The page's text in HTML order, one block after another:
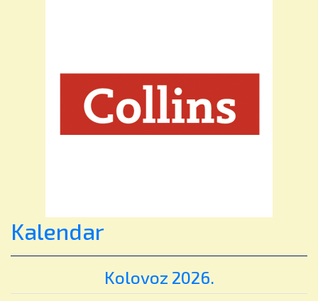
💡 Kritičko razmišljanje i rješavanje problema
💡 Komunikaciju i suradnju
Znanost je mnogo više od činjenica i formula –
ona razvija samopouzdane, kreativne i
potiče ambiciju i vodi prema uspjehu.
📢 Upisi su otvoreni.
📞 Rezervirajte osobni obilazak škole ili online
Kalendar
Kolovoz 2026.